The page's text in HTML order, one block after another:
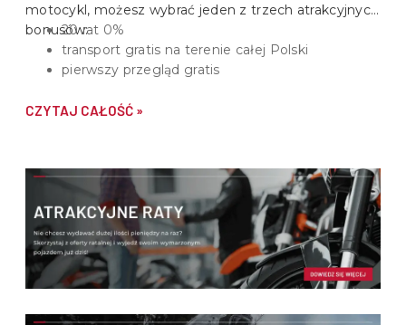
motocykl, możesz wybrać jeden z trzech atrakcyjnych
bonusów:20 rat 0%
transport gratis na terenie całej Polski
pierwszy przegląd gratis
CZYTAJ CAŁOŚĆ »